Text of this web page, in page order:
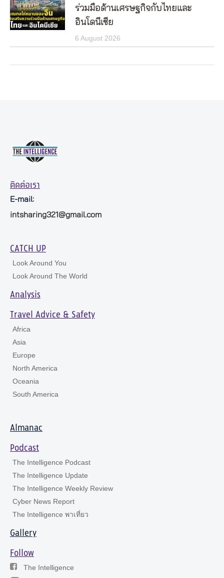
ร่วมมือด้านเศรษฐกิจกับไทยและ
อินโดนีเซีย
6 August 2026
ติดต่อเรา
E-mail:
intsharing321@gmail.com
CATCH UP
Look Around You
Look Around The World
Analysis
Travel Advice & Safety
Africa
Asia
Europe
North America
Oceania
South America
Almanac
Podcast
The Intelligence Podcast
The Intelligence Update
The Intelligence Weekly Review
Cyber News Report
The Intelligence พาเที่ยว
Gallery
Follow
The Intelligence